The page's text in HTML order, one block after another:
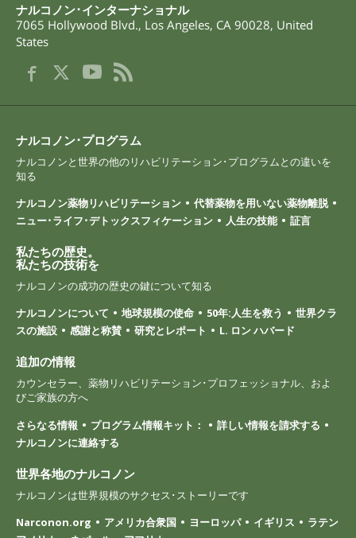
ナルコノン･インターナショナル
7065 Hollywood Blvd., Los Angeles, CA 90028, United
States
ナルコノン･プログラム
ナルコノンと世界の他のリハビリテーション･プログラムとの違いを
知る
ナルコノン薬物リハビリテーション
代替薬物を用いない薬物離脱
ニュー･ライフ･デトックスフィケーション
人生の技能 証言
私たちの歴史。
私たちの技術を
ナルコノンの成功の歴史の鍵について知る
ナルコノンについて
地球規模の使命 50年:人生を救う
世界クラ
スの施設
感謝と称賛 研究とレポート L. ロン ハバード
追加の情報
カウンセラー、薬物リハビリテーション･プロフェッショナル、およ
びご家族の方へ
さらなる情報
プログラム情報キット：
詳しい情報を請求する
ナルコノンに連絡する
世界各地のナルコノン
ナルコノンは世界規模のサクセス･ストーリーです
Narconon.org
アメリカ合衆国 ヨーロッパ イギリス
ラテン